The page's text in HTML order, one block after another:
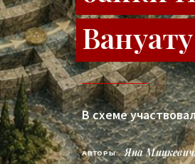
Вануату
В схеме
АВТОРЫ: Яна Мицкевич